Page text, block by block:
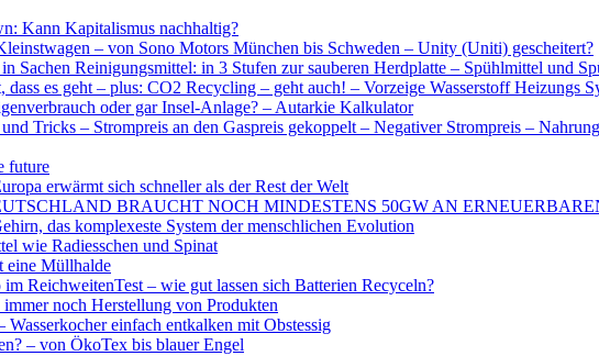
Kann Kapitalismus nachhaltig?
– von Sono Motors München bis Schweden – Unity (Uniti) gescheitert?
Sachen Reinigungsmittel: in 3 Stufen zur sauberen Herdplatte – Spühlmittel und
es geht – plus: CO2 Recycling – geht auch! – Vorzeige Wasserstoff Heizungs
oder gar Insel-Anlage? – Autarkie Kalkulator
Tricks – Strompreis an den Gaspreis gekoppelt – Negativer Strompreis –
future
erwärmt sich schneller als der Rest der Welt
BRAUCHT NOCH MINDESTENS 50GW AN
das komplexeste System der menschlichen Evolution
wie Radiesschen und Spinat
eine Müllhalde
ReichweitenTest – wie gut lassen sich Batterien Recyceln?
noch Herstellung von Produkten
einfach entkalken mit Obstessig
– von ÖkoTex bis blauer Engel